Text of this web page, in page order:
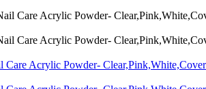
Care Acrylic Powder-